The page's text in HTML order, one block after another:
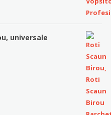
universale